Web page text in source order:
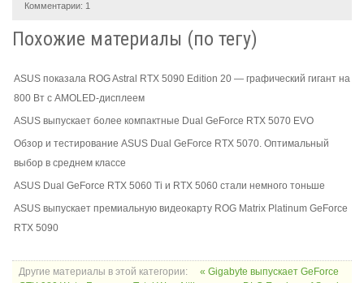
Комментарии: 1
Похожие материалы (по тегу)
ASUS показала ROG Astral RTX 5090 Edition 20 — графический гигант на
800 Вт с AMOLED-дисплеем
ASUS выпускает более компактные Dual GeForce RTX 5070 EVO
Обзор и тестирование ASUS Dual GeForce RTX 5070. Оптимальный
выбор в среднем классе
ASUS Dual GeForce RTX 5060 Ti и RTX 5060 стали немного тоньше
ASUS выпускает премиальную видеокарту ROG Matrix Platinum GeForce
RTX 5090
Другие материалы в этой категории:
« Gigabyte выпускает GeForce